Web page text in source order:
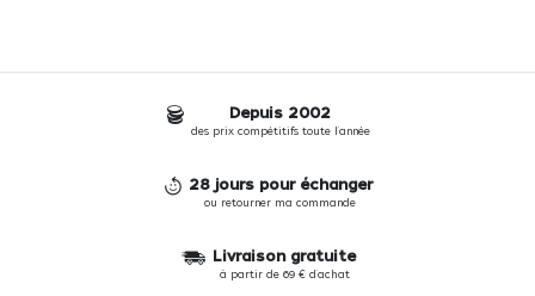
Depuis 2002
des prix compétitifs toute l'année
28 jours pour échanger
ou retourner ma commande
Livraison gratuite
à partir de 69 € d'achat